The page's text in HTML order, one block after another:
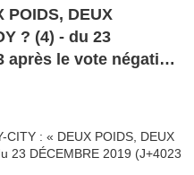
POIDS, DEUX
- du 23